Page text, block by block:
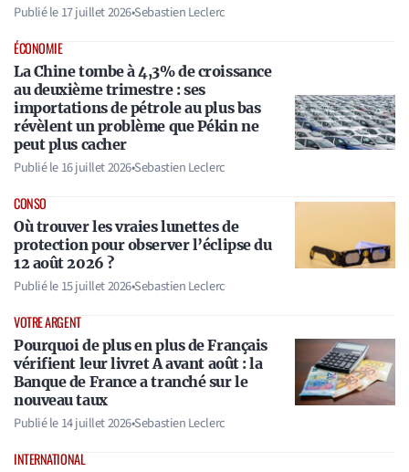
Publié le17 juillet 2026•Sebastien Leclerc
ÉCONOMIE
La Chine tombe à 4,3% de croissance
au deuxième trimestre : ses
importations de pétrole au plus bas
révèlent un problème que Pékin ne
peut plus cacher
Publié le16 juillet 2026•Sebastien Leclerc
CONSO
Où trouver les vraies lunettes de
protection pour observer l’éclipse du
12 août 2026 ?
Publié le15 juillet 2026•Sebastien Leclerc
VOTRE ARGENT
Pourquoi de plus en plus de Français
vérifient leur livret A avant août : la
Banque de France a tranché sur le
nouveau taux
Publié le14 juillet 2026•Sebastien Leclerc
INTERNATIONAL